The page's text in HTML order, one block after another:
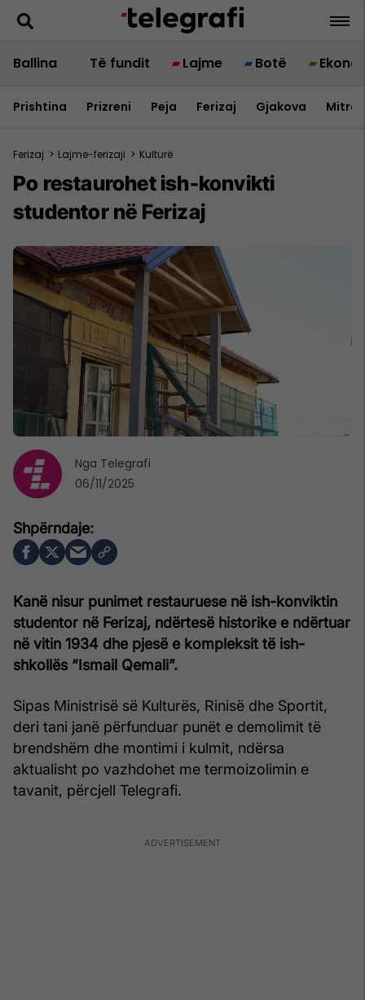
Ballina Të fundit Lajme Botë
Prishtina Prizreni Peja Ferizaj Gjakova
Ferizaj > Lajme-ferizaji > Kulturë
Po restaurohet ish-konvikti
studentor në Ferizaj
Kanë nisur punimet restauruese në ish-konviktin
studentor në Ferizaj, ndërtesë historike e ndërtuar
në vitin 1934 dhe pjesë e kompleksit të ish-
shkollës “Ismail Qemali”.
Sipas Ministrisë së Kulturës, Rinisë dhe Sportit,
deri tani janë përfunduar punët e demolimit të
brendshëm dhe montimi i kulmit, ndërsa
aktualisht po vazhdohet me termoizolimin e
tavanit, përcjell Telegrafi.
Nga Telegrafi
06/11/2025